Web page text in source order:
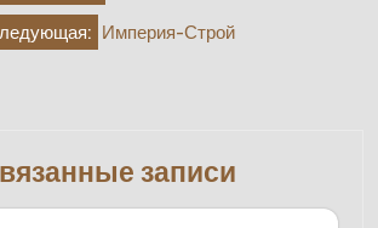
Империя-Строй
записи